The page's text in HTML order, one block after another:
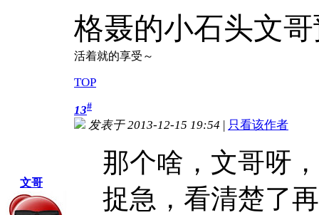
格聂的小石头文
活着就的享受～
TOP
文哥
13#
发表于 2013-12-15 19:54 | 只看该作者
那个啥，文哥呀
捉急，看清楚了